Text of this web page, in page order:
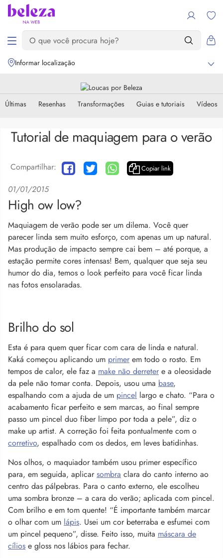
Informar localização
Últimas Resenhas Transformações Guias e tutoriais Vídeos
Tutorial de maquiagem para o verão
Compartilhar: Copiar link
01/01/2015
High ow low?
Maquiagem de verão pode ser um dilema. Você quer
parecer linda sem muito esforço, com apenas um up natural.
Mas produção de impacto sempre cai bem – até porque, a
estação permite cores intensas! Bem, qualquer que seja seu
humor do dia, temos o look perfeito para você ficar linda
nas fotos ensolaradas.
Brilho do sol
Esta é para quem quer ficar com cara de linda e natural.
Kaká começou aplicando um primer em todo o rosto. Em
tempos de calor, ele faz a make não derreter e a oleosidade
da pele não tomar conta. Depois, usou uma base,
espalhando com a ajuda de um pincel largo e chato. “Para o
acabamento ficar perfeito e sem marcas, ao final sempre
passo um pincel duo fiber limpo por toda a pele”, diz o
make up artist. A correção foi feita pontualmente com o
corretivo, espalhado com os dedos, em leves batidinhas.
Nos olhos, o maquiador também usou primer específico
para, em seguida, aplicarsombra clara do canto interno ao
centro das pálpebras. Para o canto externo, ele escolheu
uma sombra bronze – a cara do verão; aplicada com pincel.
Com brilho e em tom quente! “É importante também marcar
o olhar com um lápis. Usei um cor beterraba e esfumei com
um pincel pequeno”, disse. Feito isso, muita máscara de
cílios e gloss nos lábios para fechar.